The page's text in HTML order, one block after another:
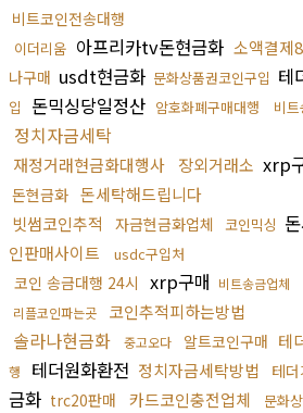
비트코인전송대행
이더리움 아프리카tv돈현금화 소액결제
나구매 usdt현금화 문화상품권코인구입 테
입
돈믹싱당일정산 암호화폐구매대행 비
정치자금세탁
재정거래현금화대행사 장외거래소 xrp
돈현금화 돈세탁해드립니다
빗썸코인추적
자금현금화업체 코인믹싱
인판매사이트
usdc구입처
코인 송금대행 24시 xrp구매 비트송금업체
리플코인파는곳
코인추적피하는방법
솔라나현금화 중고오다 알트코인구매 테
행
테더원화환전 정치자금세탁방법 테
금화 trc20판매 카드코인충전업체 문화